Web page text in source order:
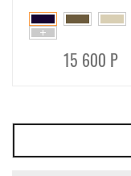
15 600 Р